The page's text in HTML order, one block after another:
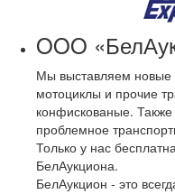
OOO
Мы выставляем новые
мотоциклы и прочие
конфискованые.
проблемное
Только у нас
БелАукциона.
БелАукцион - это